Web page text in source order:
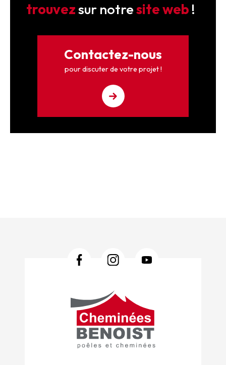
trouvezsur notresite web !
Contactez-nous
pour discuter de votre projet !